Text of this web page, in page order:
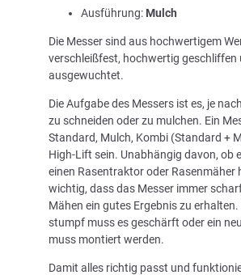
Ausführung: Mulch
Die Messer sind aus hochwertigem
verschleißfest, hochwertig geschliffen
ausgewuchtet.
Die Aufgabe des Messers ist es, je
zu schneiden oder zu mulchen. Ein
Standard, Mulch, Kombi (Standard +
High-Lift sein. Unabhängig davon, ob
einen Rasentraktor oder Rasenmäher
wichtig, dass das Messer immer
Mähen ein gutes Ergebnis zu
stumpf muss es geschärft oder ein
muss montiert werden.
Damit alles richtig passt und